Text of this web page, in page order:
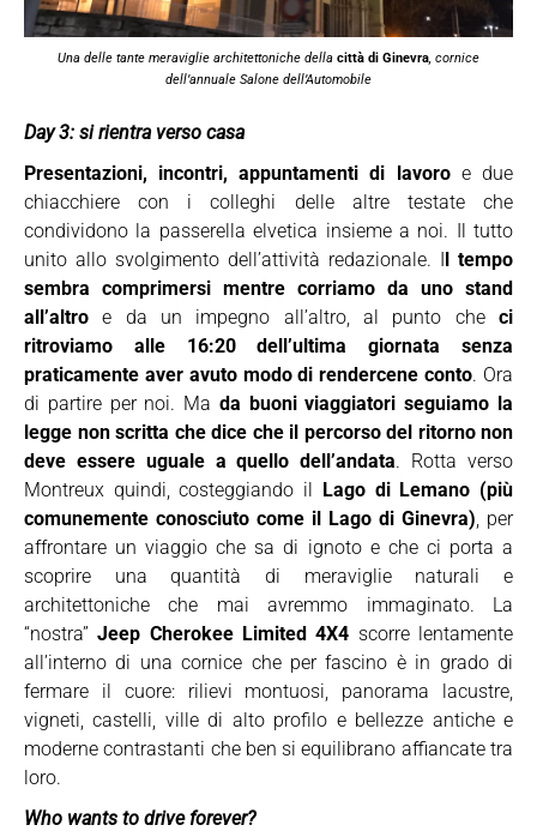
Una delle tante meraviglie architettoniche della città di Ginevra, cornice
dell’annuale Salone dell’Automobile
Day 3: si rientra verso casa
Presentazioni, incontri, appuntamenti di lavoroe due
chiacchiere con i colleghi delle altre testate che
condividono la passerella elvetica insieme a noi. Il tutto
unito allo svolgimento dell’attività redazionale. Il tempo
sembra comprimersi mentre corriamo da uno stand
all’altro e da un impegno all’altro, al punto che ci
ritroviamo alle 16:20 dell’ultima giornata senza
praticamente aver avuto modo di rendercene conto. Ora
di partire per noi. Ma da buoni viaggiatori seguiamo la
legge non scritta che dice che il percorso del ritorno non
deve essere uguale a quello dell’andata. Rotta verso
Montreux quindi, costeggiando il Lago di Lemano (più
comunemente conosciuto come il Lago di Ginevra), per
affrontare un viaggio che sa di ignoto e che ci porta a
scoprire una quantità di meraviglie naturali e
architettoniche che mai avremmo immaginato. La
“nostra”Jeep Cherokee Limited 4X4 scorre lentamente
all’interno di una cornice che per fascino è in grado di
fermare il cuore: rilievi montuosi, panorama lacustre,
vigneti, castelli, ville di alto profilo e bellezze antiche e
moderne contrastanti che ben si equilibrano affiancate tra
loro.
Who wants to drive forever?